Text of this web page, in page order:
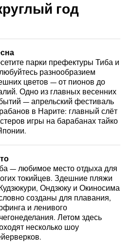
год
парки префектуры Тиба и
разнообразием
цветов — от пионов до
Одно из главных весенних
— апрельский фестиваль
в Нарите: главный слёт
игры на барабанах тайко
— любимое место отдыха для
токийцев. Здешние пляжи
Ондзюку и Окиносима
созданы для плавания,
и ленивого
Летом здесь
несколько шоу